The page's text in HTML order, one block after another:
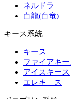
ネルドラ
白龍(白竜)
キース系統
キース
ファイアキー
アイスキース
エレキース